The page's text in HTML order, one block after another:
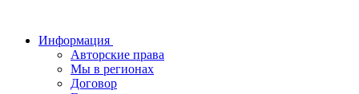
Информация
Авторские права
Мы в регионах
Договор